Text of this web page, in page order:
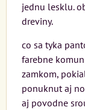
jednu lesklu.
dreviny.
co sa tyka
farebne
zamkom,
ponuknut aj
aj povodne